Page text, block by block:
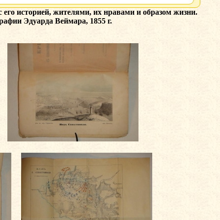
историей, жителями, их нравами и образом жизни.
Эдуарда Веймара, 1855 г.